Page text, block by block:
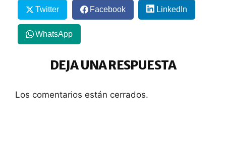
Twitter Facebook LinkedIn
WhatsApp
DEJA UNA RESPUESTA
Los comentarios están cerrados.